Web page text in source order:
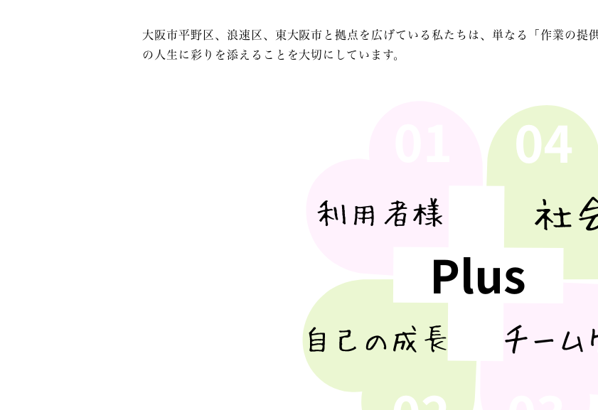
大阪市平野区、浪速区、東大阪市と拠点を広げている私たちは、単なる「作業の提
の人生に彩りを添えることを大切にしています。